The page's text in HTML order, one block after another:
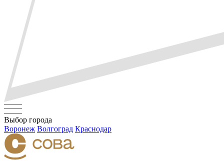
Выбор города
Воронеж Волгоград Краснодар